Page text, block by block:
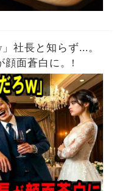
社長と知らず...。
顔面蒼白に。!